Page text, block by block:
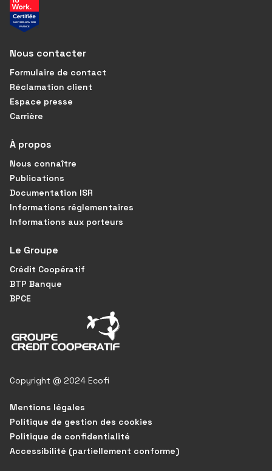
Nous contacter
Formulaire de contact
Réclamation client
Espace presse
Carrière
À propos
Nous connaître
Publications
Documentation ISR
Informations réglementaires
Informations aux porteurs
Le Groupe
Crédit Coopératif
BTP Banque
BPCE
Copyright @ 2024 Ecofi
Mentions légales
Politique de gestion des cookies
Politique de confidentialité
Accessibilité (partiellement conforme)